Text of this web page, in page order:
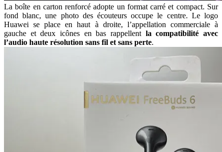
La boîte en carton renforcé adopte un format carré et compact. Sur
fond blanc, une photo des écouteurs occupe le centre. Le logo
Huawei se place en haut à droite, l’appellation commerciale à
gauche et deux icônes en bas rappellent la compatibilité avec
l’audio haute résolution sans fil et sans perte.